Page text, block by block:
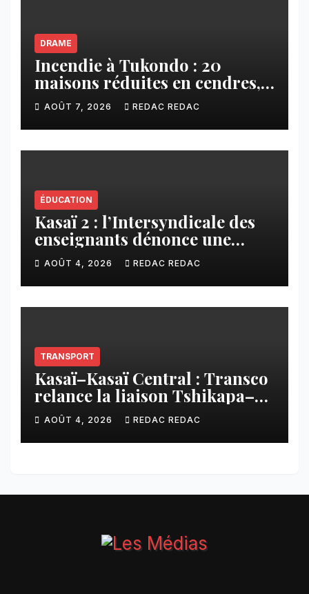
DRAME
Incendie à Tukondo : 20
maisons réduites en cendres,
plusieurs familles sans abri
AOÛT 7, 2026 REDAC REDAC
ÉDUCATION
Kasaï 2 : l’Intersyndicale des
enseignants dénonce une
contribution financière
imposée aux écoles de la
CNCA
AOÛT 4, 2026 REDAC REDAC
TRANSPORT
Kasaï–Kasaï Central : Transco
relance la liaison Tshikapa–
Tshiamu pour faciliter les
échanges
AOÛT 4, 2026 REDAC REDAC